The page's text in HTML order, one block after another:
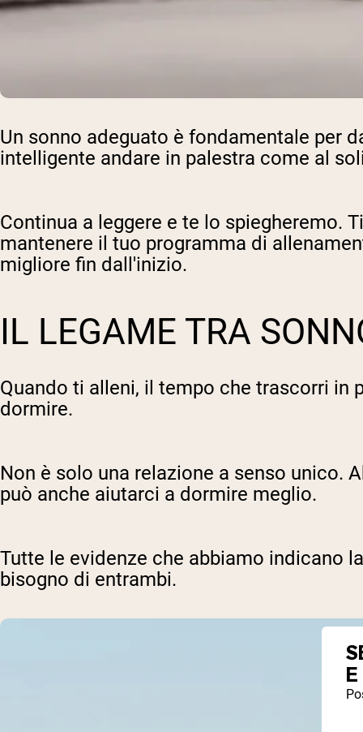
Un sonno adeguato è fondamentale per
intelligente andare in palestra come al
Continua a leggere e te lo spiegheremo.
mantenere il tuo programma di
migliore fin dall'inizio.
IL LEGAME TRA
Quando ti alleni, il tempo che trascorri
dormire.
Non è solo una relazione a senso unico.
può anche aiutarci a dormire meglio.
Tutte le evidenze che abbiamo indicano
bisogno di entrambi.